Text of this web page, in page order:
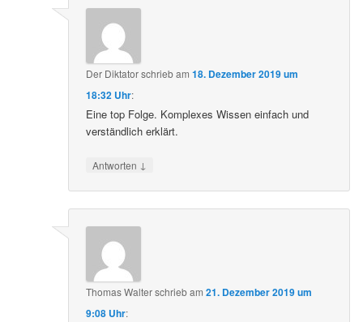
Der Diktatorschriebam18. Dezember 2019 um
18:32 Uhr:
Eine top Folge. Komplexes Wissen einfach und
verständlich erklärt.
Antworten ↓
Thomas Walterschriebam21. Dezember 2019 um
9:08 Uhr: